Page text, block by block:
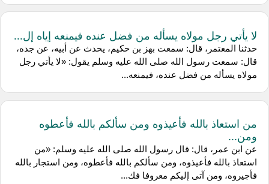
لا يأتي رجل مولاه يسأله من فضل عنده فيمنعه إياه إل...
حدثنا المعتمر، قال: سمعت بهز بن حكيم، يحدث عن أبيه، عن جده،
قال: سمعت رسول الله صلى الله عليه وسلم يقول: «لا يأتي رجل
مولاه يسأله من فضل عنده، فيمنعه...
من استعاذ بالله فأعيذوه ومن سألكم بالله فأعطوه
ومن...
عن ابن عمر، قال: قال رسول الله صلى الله عليه وسلم: «من
استعاذ بالله فأعيذوه، ومن سألكم بالله فأعطوه، ومن استجار بالله
فأجيروه، ومن آتى إليكم معروفا فك...